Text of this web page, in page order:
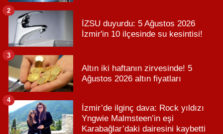
İZSU duyurdu: 5 Ağustos 2026
İzmir'in 10 ilçesinde su kesintisi!
2
Altın iki haftanın zirvesinde! 5
Ağustos 2026 altın fiyatları
3
İzmir’de ilginç dava: Rock yıldızı
Yngwie Malmsteen’in eşi
Karabağlar’daki dairesini kaybetti
4